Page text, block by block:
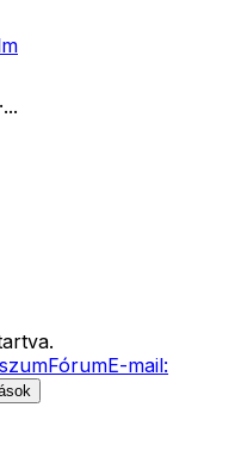
·...
FórumE-mail: